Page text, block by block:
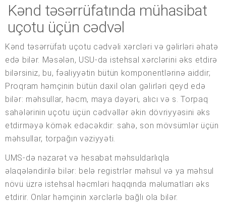
Kənd təsərrüfatında mühasibat
uçotu üçün cədvəl
Kənd təsərrüfatı uçotu cədvəli xərcləri və gəlirləri əhatə
edə bilər. Məsələn, USU-da istehsal xərclərini əks etdirə
bilərsiniz, bu, fəaliyyətin bütün komponentlərinə aiddir;
Proqram həmçinin bütün daxil olan gəlirləri qeyd edə
bilər: məhsullar, həcm, maya dəyəri, alıcı və s. Torpaq
sahələrinin uçotu üçün cədvəllər əkin dövriyyəsini əks
etdirməyə kömək edəcəkdir: sahə, son mövsümlər üçün
məhsullar, torpağın vəziyyəti.
UMS-də nəzarət və hesabat məhsuldarlıqla
əlaqələndirilə bilər: belə registrlər məhsul və ya məhsul
növü üzrə istehsal həcmləri haqqında məlumatları əks
etdirir. Onlar həmçinin xərclərlə bağlı ola bilər.